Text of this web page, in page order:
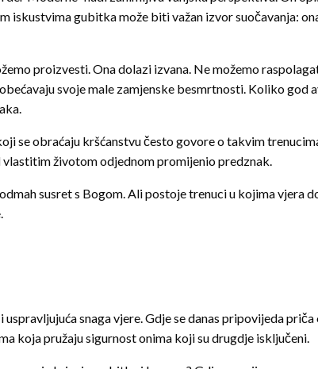
iskustvima gubitka može biti važan izvor suočavanja:
proizvesti. Ona dolazi izvana. Ne možemo
svoje male zamjenske besmrtnosti. Koliko
se obraćaju kršćanstvu često govore o takvim
vlastitim životom odjednom promijenio predznak.
susret s Bogom. Ali postoje trenuci u kojima vjera
snaga vjere. Gdje se danas pripovijeda priča
koja pružaju sigurnost onima koji su drugdje isključeni.